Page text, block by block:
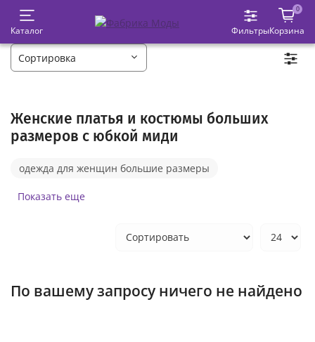
Каталог Фильтры
0
Корзина
Женские платья и костюмы больших
размеров с юбкой миди
одежда для женщин большие размеры
платья миди
брюки с высокой посадкой
женские костюмы летние
пуховики зимние
Показать еще
По вашему запросу ничего не найдено